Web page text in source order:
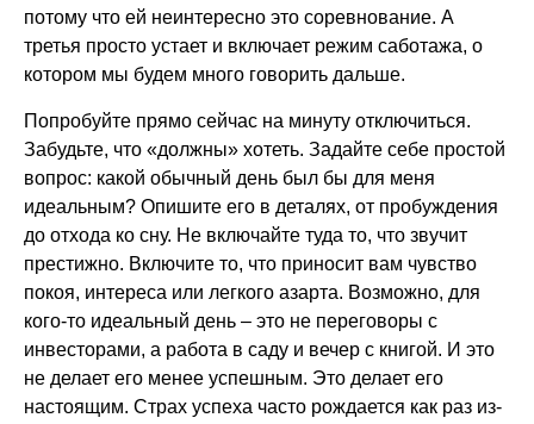
потому что ей неинтересно это соревнование. А
третья просто устает и включает режим саботажа, о
котором мы будем много говорить дальше.
Попробуйте прямо сейчас на минуту отключиться.
Забудьте, что «должны» хотеть. Задайте себе простой
вопрос: какой обычный день был бы для меня
идеальным? Опишите его в деталях, от пробуждения
до отхода ко сну. Не включайте туда то, что звучит
престижно. Включите то, что приносит вам чувство
покоя, интереса или легкого азарта. Возможно, для
кого-то идеальный день – это не переговоры с
инвесторами, а работа в саду и вечер с книгой. И это
не делает его менее успешным. Это делает его
настоящим. Страх успеха часто рождается как раз из-